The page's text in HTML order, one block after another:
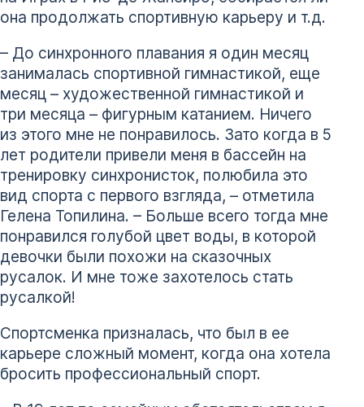
она продолжать спортивную карьеру и т.д.
– До синхронного плавания я один месяц
занималась спортивной гимнастикой, еще
месяц – художественной гимнастикой и
три месяца – фигурным катанием. Ничего
из этого мне не понравилось. Зато когда в 5
лет родители привели меня в бассейн на
тренировку синхронисток, полюбила это
вид спорта с первого взгляда, – отметила
Гелена Топилина. – Больше всего тогда мне
понравился голубой цвет воды, в которой
девочки были похожи на сказочных
русалок. И мне тоже захотелось стать
русалкой!
Спортсменка призналась, что был в ее
карьере сложный момент, когда она хотела
бросить профессиональный спорт.